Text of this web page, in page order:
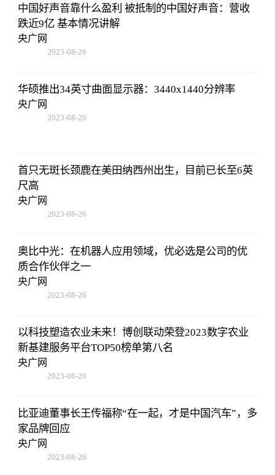
中国好声音靠什么盈利 被抵制的中国好声音：营收
跌近9亿 基本情况讲解
央广网
2023-08-26
华硕推出34英寸曲面显示器：3440x1440分辨率
央广网
2023-08-26
首只无斑长颈鹿在美田纳西州出生，目前已长至6英
尺高
央广网
2023-08-26
奥比中光：在机器人应用领域，优必选是公司的优
质合作伙伴之一
央广网
2023-08-26
以科技塑造农业未来！博创联动荣登2023数字农业
新基建服务平台TOP50榜单第八名
央广网
2023-08-26
比亚迪董事长王传福称“在一起，才是中国汽车”，多
家品牌回应
央广网
2023-08-26